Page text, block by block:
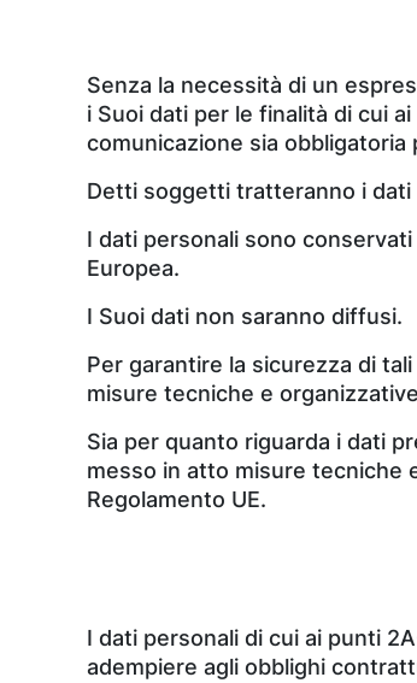
Senza la necessità di un
i Suoi dati per le finalità di cui
comunicazione sia obbligatoria
Detti soggetti tratteranno i
I dati personali sono
Europea.
I Suoi dati non saranno diffusi.
Per garantire la sicurezza di
misure tecniche e
Sia per quanto riguarda i dati
messo in atto misure tecniche
Regolamento UE.
I dati personali di cui ai punti
adempiere agli obblighi